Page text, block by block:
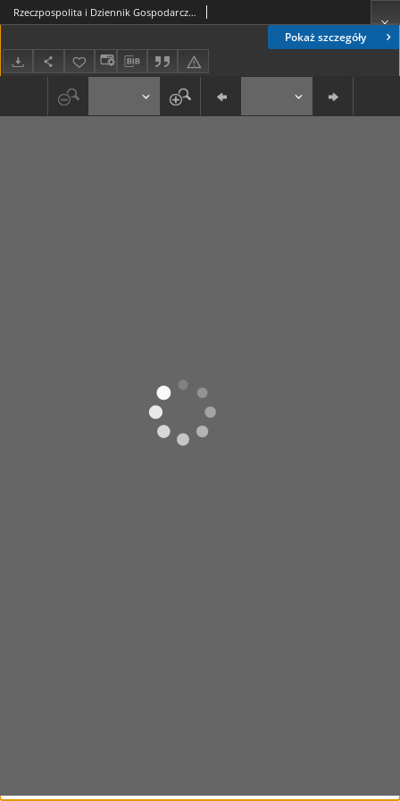
Pokaż szczegóły
Rzeczpospolita i Dziennik Gospodarczy. R. 4, nr 91 (2 kwietnia 1947)